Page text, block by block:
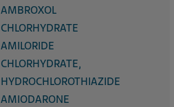
AMBROXOL
CHLORHYDRATE
AMILORIDE
CHLORHYDRATE,
HYDROCHLOROTHIAZIDE
AMIODARONE